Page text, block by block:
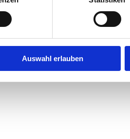
Auswahl erlauben